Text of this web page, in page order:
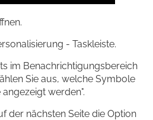
- Taskleiste.
im Benachrichtigungsbereich
Sie aus, welche Symbole
angezeigt werden".
der nächsten Seite die Option